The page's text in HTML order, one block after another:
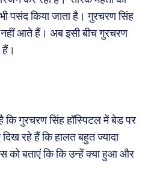
पसंद किया जाता है। गुरचरण सिंह
नहीं आते हैं। अब इसी बीच गुरचरण
कि गुरचरण सिंह हॉस्पिटल में बेड पर
रहे हैं कि हालत बहुत ज्यादा
को बताएं कि कि उन्हें क्या हुआ और